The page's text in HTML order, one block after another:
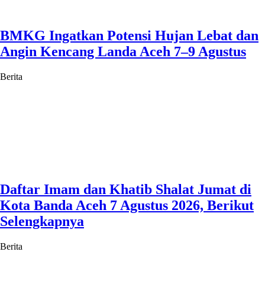
BMKG Ingatkan Potensi Hujan Lebat dan
Angin Kencang Landa Aceh 7–9 Agustus
Berita
Daftar Imam dan Khatib Shalat Jumat di
Kota Banda Aceh 7 Agustus 2026, Berikut
Selengkapnya
Berita